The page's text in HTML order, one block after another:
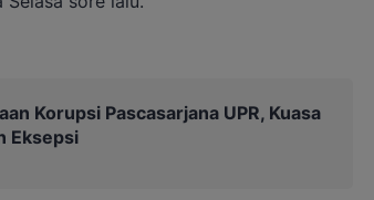
Korupsi Pascasarjana UPR, Kuasa
Eksepsi